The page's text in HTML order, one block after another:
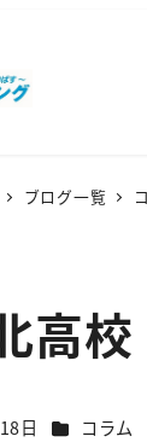
ブログ一覧
高
日 カテゴリー
コラム